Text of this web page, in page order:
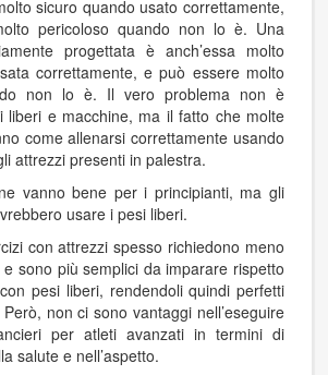
sicuro quando usato correttamente,
pericoloso quando non lo è. Una
progettata è anch’essa molto
correttamente, e può essere molto
non lo è. Il vero problema non è
liberi e macchine, ma il fatto che molte
come allenarsi correttamente usando
attrezzi presenti in palestra.
vanno bene per i principianti, ma gli
usare i pesi liberi.
con attrezzi spesso richiedono meno
sono più semplici da imparare rispetto
pesi liberi, rendendoli quindi perfetti
non ci sono vantaggi nell’eseguire
per atleti avanzati in termini di
salute e nell’aspetto.